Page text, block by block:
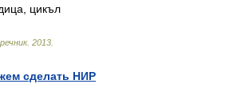
цикъл
. 2013
сделать НИР